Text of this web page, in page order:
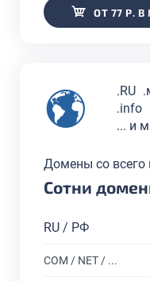
ОТ 77 Р.
.RU
.info
... и
Домены со всего
Сотни
RU / РФ
COM / NET / ...